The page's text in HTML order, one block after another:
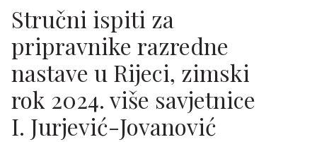
Stručni ispiti za
pripravnike razredne
nastave u Rijeci, zimski
rok 2024. više savjetnice
I. Jurjević-Jovanović